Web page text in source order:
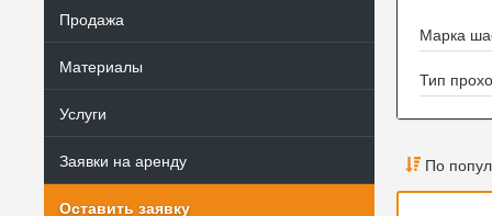
Продажа
Материалы
Услуги
Заявки на аренду
Оставить заявку
Марка
Тип
По